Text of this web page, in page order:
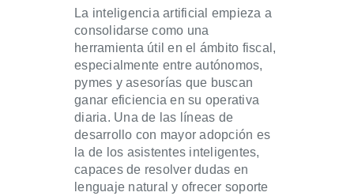
La inteligencia artificial empieza a
consolidarse como una
herramienta útil en el ámbito fiscal,
especialmente entre autónomos,
pymes y asesorías que buscan
ganar eficiencia en su operativa
diaria. Una de las líneas de
desarrollo con mayor adopción es
la de los asistentes inteligentes,
capaces de resolver dudas en
lenguaje natural y ofrecer soporte